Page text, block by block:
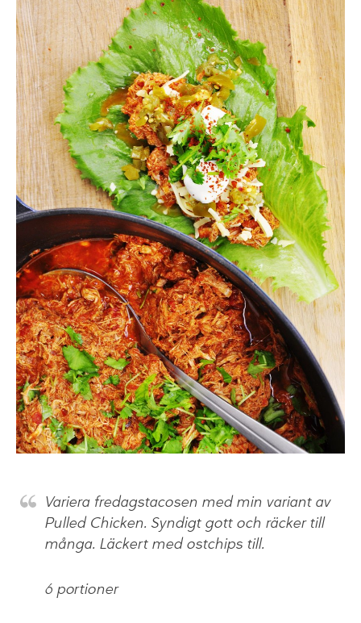
Variera fredagstacosen med min variant av
Pulled Chicken. Syndigt gott och räcker till
många. Läckert med ostchips till.
6 portioner